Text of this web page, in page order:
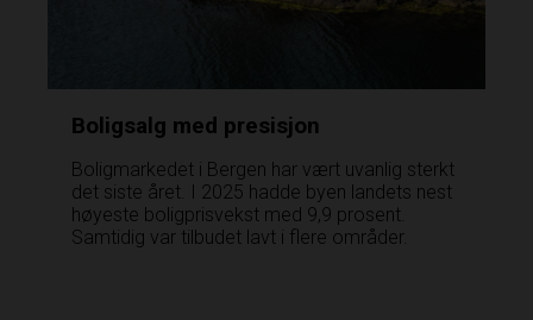
Boligsalg med presisjon
Boligmarkedet i Bergen har vært uvanlig sterkt
det siste året. I 2025 hadde byen landets nest
høyeste boligprisvekst med 9,9 prosent.
Samtidig var tilbudet lavt i flere områder.